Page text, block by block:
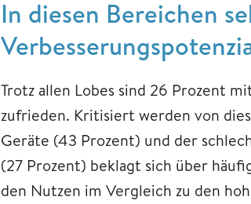
In diesen Bereichen
Trotz allen Lobes sind 26 Prozent
zufrieden. Kritisiert werden von
Geräte (43 Prozent) und der
(27 Prozent) beklagt sich über
den Nutzen im Vergleich zu den